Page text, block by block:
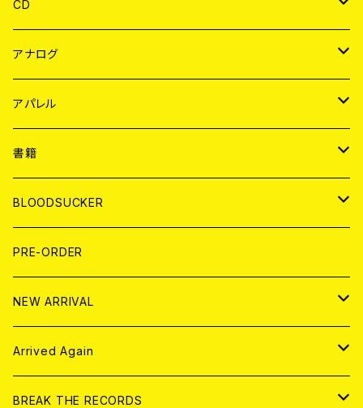
CD
JAPAN
WORLD
アナログ
JAPAN
７EP
LP
WORLD
7EP
LP
アパレル
JAPAN
T-shirt
HOOD
WORLD
T-shirt
HOOD
書籍
MAGAZINE
BOLLOCKS
EL ZINE
写真集 (PHOTOBOOK)
BLOODSUCKER
CD
アナログ
アパレル
書籍
PRE-ORDER
NEW ARRIVAL
CD
アナログ
Arrived Again
CD
BREAK THE RECORDS